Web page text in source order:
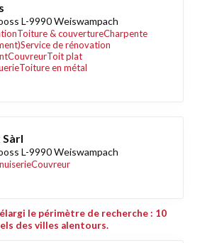
L-9990 Weiswampach
Toiture & couvertureCharpente
Service de rénovation
CouvreurToit plat
Toiture en métal
L-9990 Weiswampach
Couvreur
le périmètre de recherche : 10
des villes alentours.